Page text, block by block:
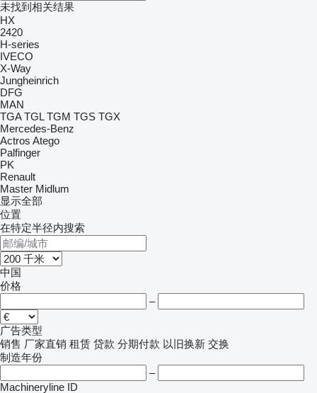
未找到相关结果
HX
2420
H-series
IVECO
X-Way
Jungheinrich
DFG
MAN
TGA TGL TGM TGS TGX
Mercedes-Benz
Actros Atego
Palfinger
PK
Renault
Master Midlum
显示全部
位置
在特定半径内搜索
中国
价格
–
广告类型
销售 厂家直销 租赁 贷款 分期付款 以旧换新 交换
制造年份
–
Machineryline ID